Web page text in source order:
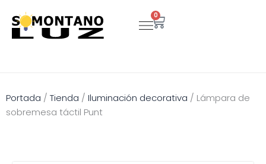
contenido
0
Carrito
Portada / Tienda / Iluminación decorativa / Lámpara de
sobremesa táctil Punt